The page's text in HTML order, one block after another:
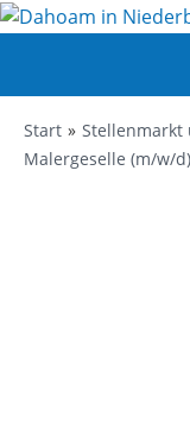
Start
Stellenmarkt
Malergeselle (m/w/d)